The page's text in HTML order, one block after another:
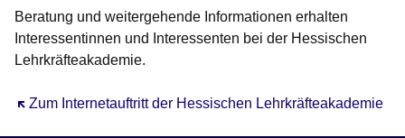
Beratung und weitergehende Informationen erhalten
Interessentinnen und Interessenten bei der Hessischen
Lehrkräfteakademie.
Zum Internetauftritt der Hessischen Lehrkräfteakademie
Öffnet sich in einem neuen Fenster